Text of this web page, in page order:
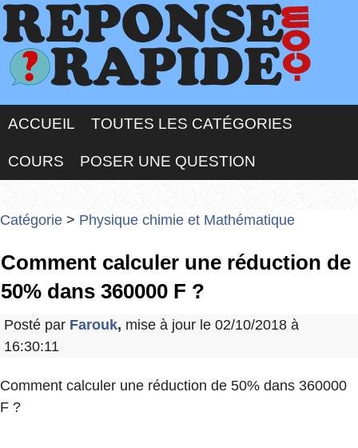
ACCUEIL TOUTES LES CATÉGORIES
COURS POSER UNE QUESTION
Catégorie > Physique chimie et Mathématique
Comment calculer une réduction de
50% dans 360000 F ?
Posté par Farouk, mise à jour le 02/10/2018 à
16:30:11
Comment calculer une réduction de 50% dans 360000
F ?